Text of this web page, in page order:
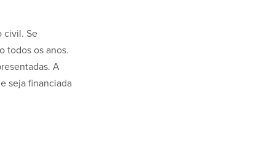
civil. Se
todos os anos.
A
seja financiada